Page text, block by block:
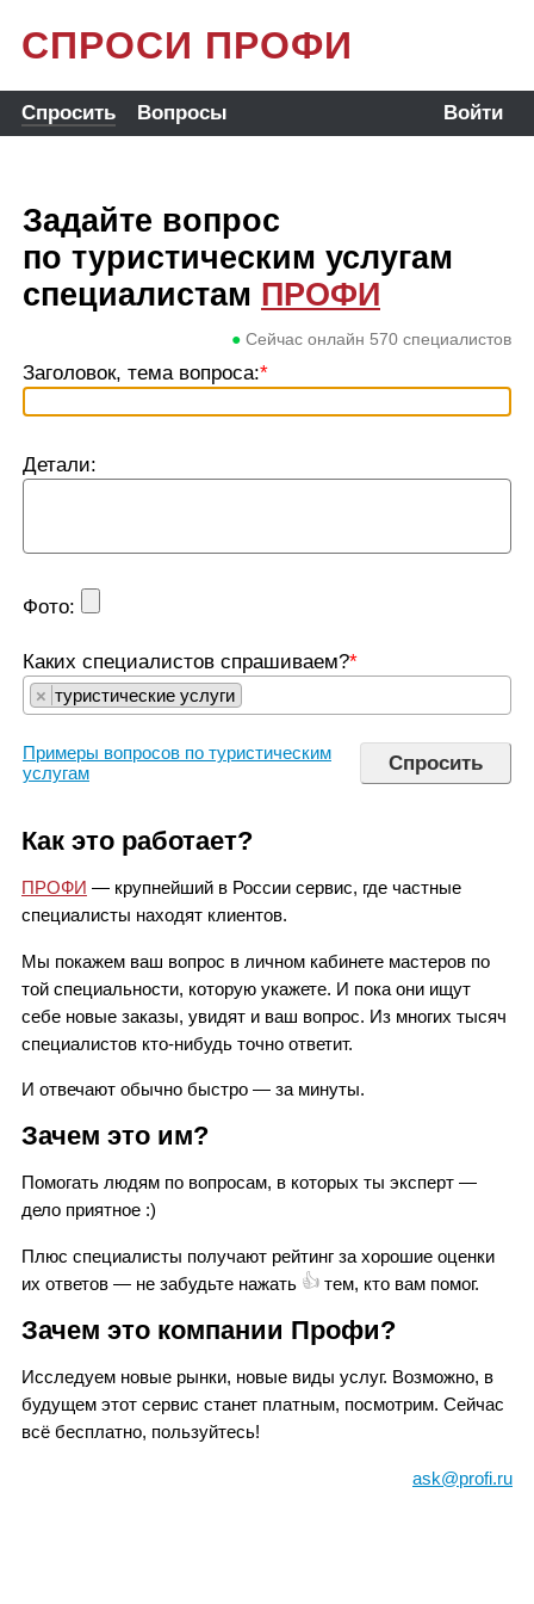
СПРОСИ ПРОФИ
Спросить Вопросы Войти
Задайте вопрос
по туристическим услугам
специалистам ПРОФИ
● Сейчас онлайн 570 специалистов
Заголовок, тема вопроса:*
Детали:
Фото:
Каких специалистов спрашиваем?*
× туристические услуги
Примеры вопросов по туристическим
услугам
Как это работает?
ПРОФИ — крупнейший в России сервис, где частные
специалисты находят клиентов.
Мы покажем ваш вопрос в личном кабинете мастеров по
той специальности, которую укажете. И пока они ищут
себе новые заказы, увидят и ваш вопрос. Из многих тысяч
специалистов кто-нибудь точно ответит.
И отвечают обычно быстро — за минуты.
Зачем это им?
Помогать людям по вопросам, в которых ты эксперт —
дело приятное :)
Плюс специалисты получают рейтинг за хорошие оценки
их ответов — не забудьте нажать 👍 тем, кто вам помог.
Зачем это компании Профи?
Исследуем новые рынки, новые виды услуг. Возможно, в
будущем этот сервис станет платным, посмотрим. Сейчас
всё бесплатно, пользуйтесь!
ask@profi.ru